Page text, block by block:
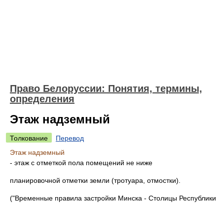
Право Белоруссии: Понятия, термины,
определения
Этаж надземный
Толкование
Перевод
Этаж надземный
- этаж с отметкой пола помещений не ниже
планировочной отметки земли (тротуара, отмостки).
("Временные правила застройки Минска - Столицы Республики